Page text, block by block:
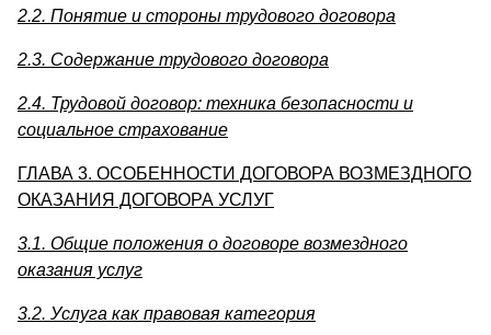
2.2. Понятие и стороны трудового договора
2.3. Содержание трудового договора
2.4. Трудовой договор: техника безопасности и
социальное страхование
ГЛАВА 3. ОСОБЕННОСТИ ДОГОВОРА ВОЗМЕЗДНОГО
ОКАЗАНИЯ ДОГОВОРА УСЛУГ
3.1. Общие положения о договоре возмездного
оказания услуг
3.2. Услуга как правовая категория